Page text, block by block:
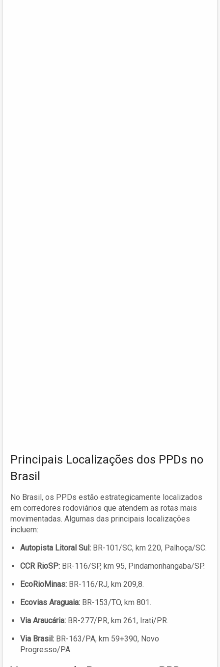
Principais Localizações dos PPDs no
Brasil
No Brasil, os PPDs estão estrategicamente localizados
em corredores rodoviários que atendem as rotas mais
movimentadas. Algumas das principais localizações
incluem:
Autopista Litoral Sul: BR-101/SC, km 220, Palhoça/SC.
CCR RioSP: BR-116/SP, km 95, Pindamonhangaba/SP.
EcoRioMinas: BR-116/RJ, km 209,8.
Ecovias Araguaia: BR-153/TO, km 801.
Via Araucária: BR-277/PR, km 261, Irati/PR.
Via Brasil: BR-163/PA, km 59+390, Novo
Progresso/PA.